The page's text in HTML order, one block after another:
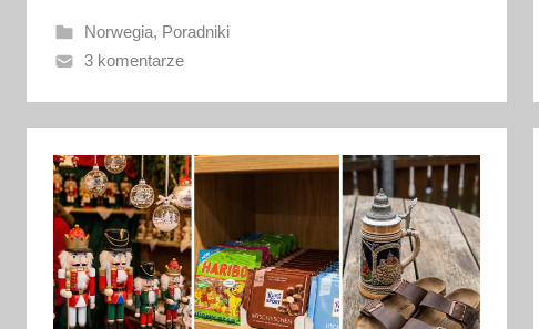
n
o
e
r
w
c
a
2
Norwegia, Poradniki
3 komentarze